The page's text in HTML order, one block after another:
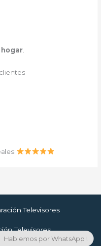
.
Televisores
Televisores
Hablemos por WhatsApp !